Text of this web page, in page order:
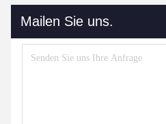
Mailen Sie uns.